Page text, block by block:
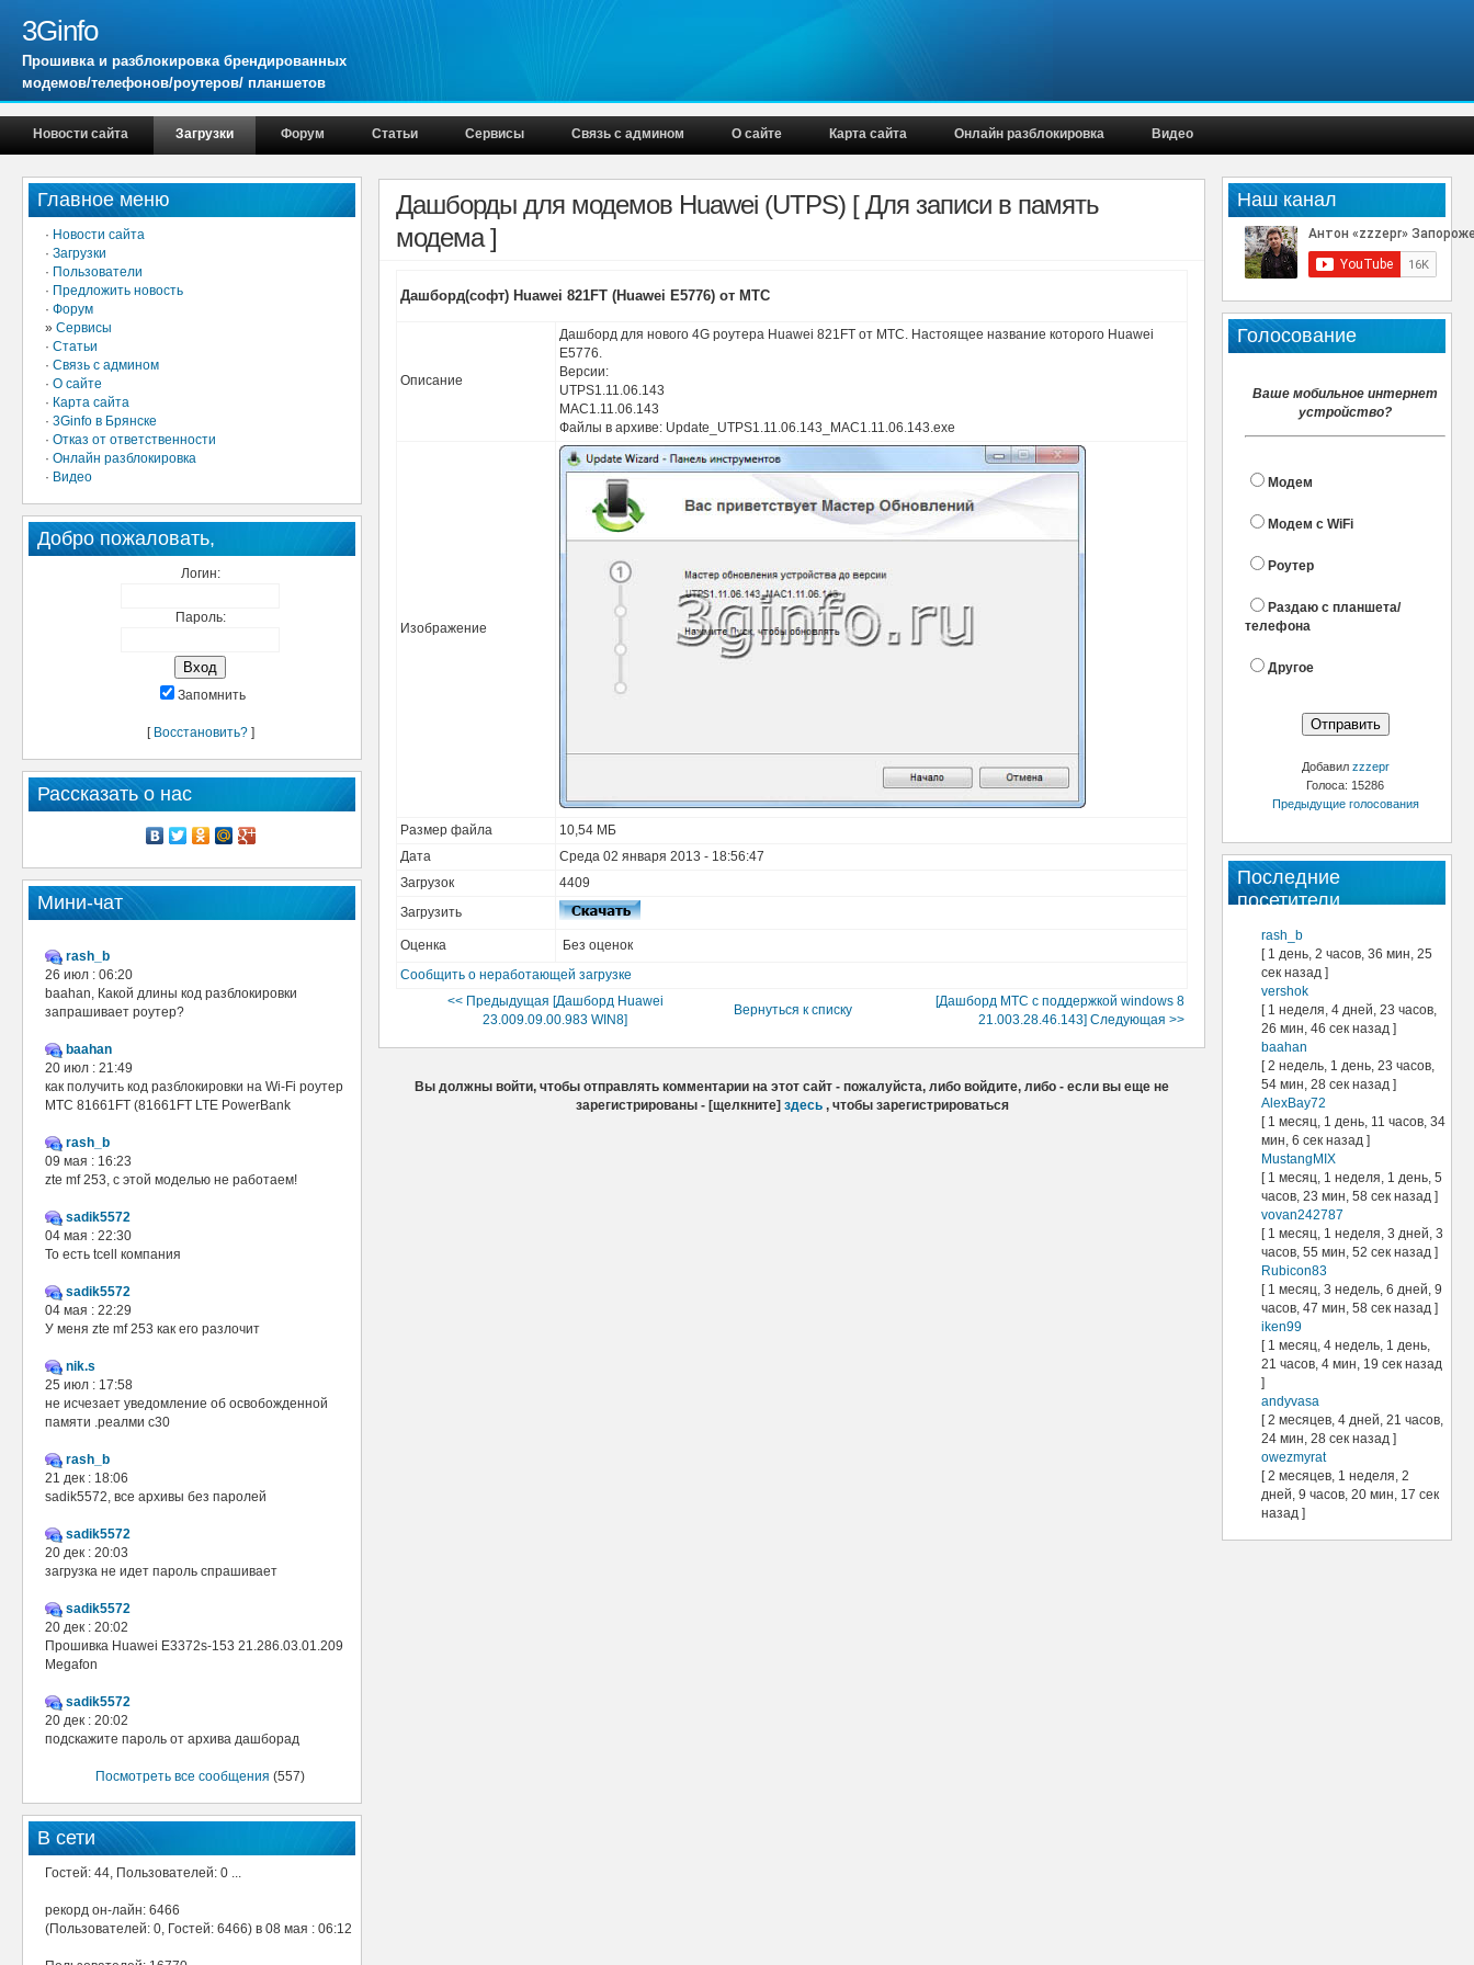
3Ginfo
Прошивка и разблокировка брендированных
модемов/телефонов/роутеров/ планшетов
Новости сайта Загрузки Форум Статьи Сервисы Связь с админом О сайте Карта сайта Онлайн разблокировка Видео
Наш канал
Голосование
Ваше мобильное интернет
устройство?
Модем
Модем с WiFi
Роутер
Раздаю с планшета/
телефона
Другое
Добавил zzzepr
Голоса: 15286
Предыдущие голосования
Последние
посетители
rash_b
[ 1 день, 2 часов, 36 мин, 25
сек назад ]
vershok
[ 1 неделя, 4 дней, 23 часов,
26 мин, 46 сек назад ]
baahan
[ 2 недель, 1 день, 23 часов,
54 мин, 28 сек назад ]
AlexBay72
[ 1 месяц, 1 день, 11 часов, 34
мин, 6 сек назад ]
MustangMIX
[ 1 месяц, 1 неделя, 1 день, 5
часов, 23 мин, 58 сек назад ]
vovan242787
[ 1 месяц, 1 неделя, 3 дней, 3
часов, 55 мин, 52 сек назад ]
Rubicon83
[ 1 месяц, 3 недель, 6 дней, 9
часов, 47 мин, 58 сек назад ]
iken99
[ 1 месяц, 4 недель, 1 день,
21 часов, 4 мин, 19 сек назад
]
andyvasa
[ 2 месяцев, 4 дней, 21 часов,
24 мин, 28 сек назад ]
owezmyrat
[ 2 месяцев, 1 неделя, 2
дней, 9 часов, 20 мин, 17 сек
назад ]
Главное меню
· Новости сайта
· Загрузки
· Пользователи
· Предложить новость
· Форум
» Сервисы
· Статьи
· Связь с админом
· О сайте
· Карта сайта
· 3Ginfo в Брянске
· Отказ от ответственности
· Онлайн разблокировка
· Видео
Добро пожаловать,
Логин:
Пароль:
Запомнить
[ Восстановить?]
Рассказать о нас
Мини-чат
rash_b
26 июл : 06:20
baahan, Какой длины код разблокировки
запрашивает роутер?
baahan
20 июл : 21:49
как получить код разблокировки на Wi-Fi роутер
МТС 81661FT (81661FT LTE PowerBank
rash_b
09 мая : 16:23
zte mf 253, с этой моделью не работаем!
sadik5572
04 мая : 22:30
То есть tcell компания
sadik5572
04 мая : 22:29
У меня zte mf 253 как его разлочит
nik.s
25 июл : 17:58
не исчезает уведомление об освобожденной
памяти .реалми с30
rash_b
21 дек : 18:06
sadik5572, все архивы без паролей
sadik5572
20 дек : 20:03
загрузка не идет пароль спрашивает
sadik5572
20 дек : 20:02
Прошивка Huawei E3372s-153 21.286.03.01.209
Megafon
sadik5572
20 дек : 20:02
подскажите пароль от архива дашборад
Посмотреть все сообщения (557)
В сети
Гостей: 44, Пользователей: 0 ...
рекорд он-лайн: 6466
(Пользователей: 0, Гостей: 6466) в 08 мая : 06:12
Дашборды для модемов Huawei (UTPS) [ Для записи в память
модема ]
Дашборд(софт) Huawei 821FT (Huawei E5776) от МТС
Описание
Дашборд для нового 4G роутера Huawei 821FT от МТС. Настоящее название которого Huawei
E5776.
Версии:
UTPS1.11.06.143
MAC1.11.06.143
Файлы в архиве: Update_UTPS1.11.06.143_MAC1.11.06.143.exe
Изображение
Размер файла
10,54 МБ
Дата
Среда 02 января 2013 - 18:56:47
Загрузок
4409
Загрузить
Оценка
Без оценок
Сообщить о неработающей загрузке
<< Предыдущая [Дашборд Huawei
23.009.09.00.983 WIN8]
Вернуться к списку
[Дашборд МТС с поддержкой windows 8
21.003.28.46.143] Следующая >>
Вы должны войти, чтобы отправлять комментарии на этот сайт - пожалуйста, либо войдите, либо - если вы еще не
зарегистрированы - [щелкните] здесь, чтобы зарегистрироваться